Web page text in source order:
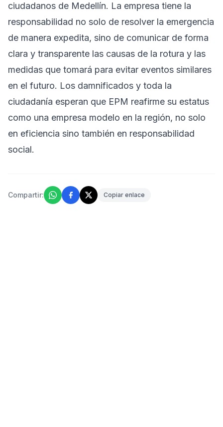
ciudadanos de Medellín. La empresa tiene la
responsabilidad no solo de resolver la emergencia
de manera expedita, sino de comunicar de forma
clara y transparente las causas de la rotura y las
medidas que tomará para evitar eventos similares
en el futuro. Los damnificados y toda la
ciudadanía esperan que EPM reafirme su estatus
como una empresa modelo en la región, no solo
en eficiencia sino también en responsabilidad
social.
Compartir: Copiar enlace